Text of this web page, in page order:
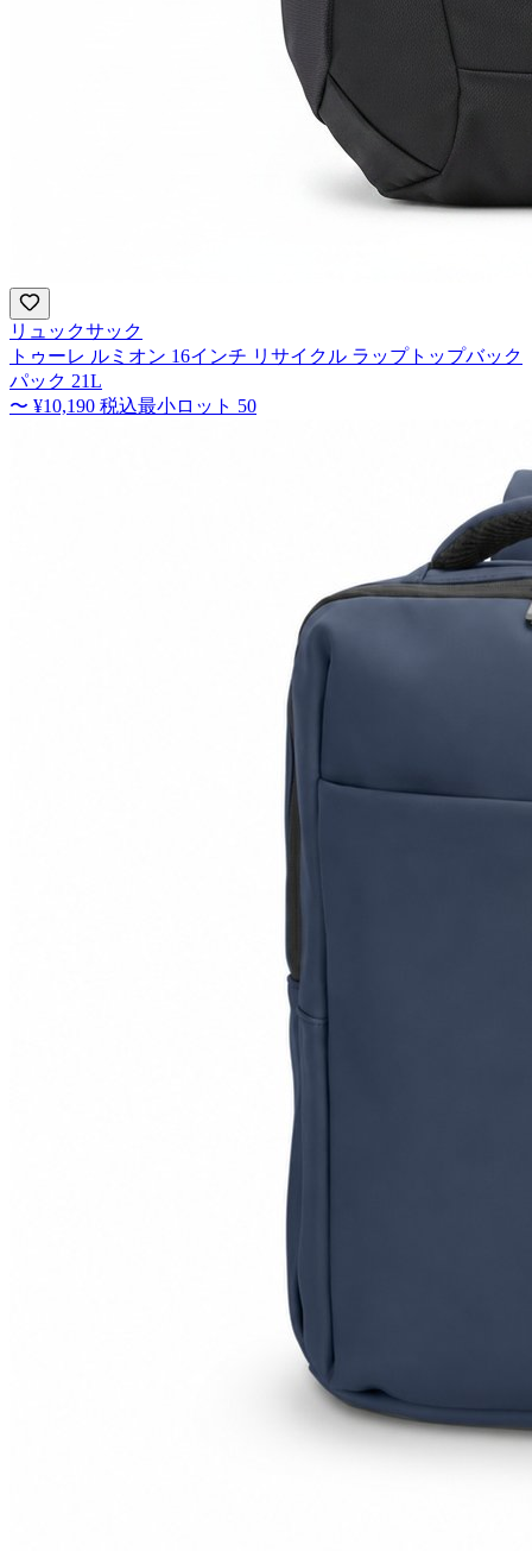
リュックサック
トゥーレ ルミオン 16インチ リサイクル ラップトップバック
パック 21L
〜 ¥10,190 税込最小ロット 50